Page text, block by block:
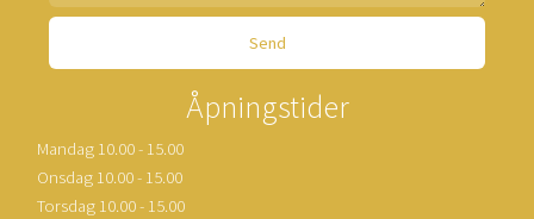
Åpningstider
Mandag 10.00 - 15.00
Onsdag 10.00 - 15.00
Torsdag 10.00 - 15.00